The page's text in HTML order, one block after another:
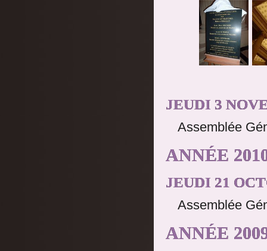
JEUDI 3
Assemblée
ANNÉE
JEUDI 21
Assemblée
ANNÉE